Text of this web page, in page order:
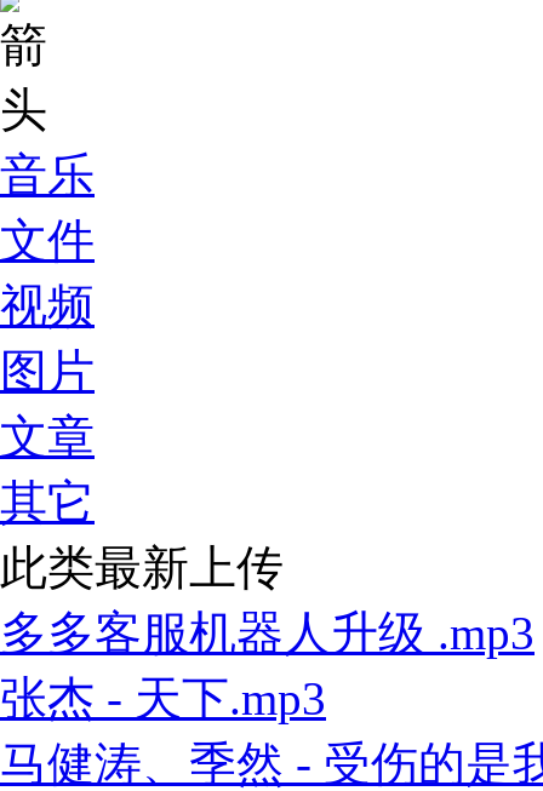
音乐
文件
视频
图片
文章
其它
此类最新上传
多多客服机器人升级 .mp3
张杰 - 天下.mp3
马健涛、季然 - 受伤的是